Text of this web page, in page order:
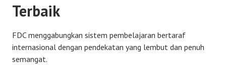
Terbaik
FDC menggabungkan sistem pembelajaran bertaraf
internasional dengan pendekatan yang lembut dan penuh
semangat.